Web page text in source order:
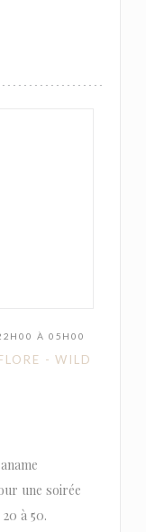
À 05H00
- WILD
une soirée
à 50.